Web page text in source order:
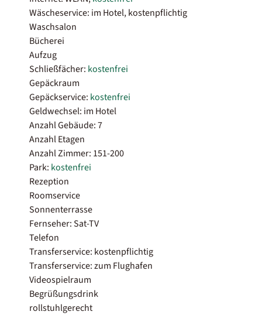
Wäscheservice: im Hotel, kostenpflichtig
Waschsalon
Bücherei
Aufzug
Schließfächer: kostenfrei
Gepäckraum
Gepäckservice: kostenfrei
Geldwechsel: im Hotel
Anzahl Gebäude: 7
Anzahl Etagen
Anzahl Zimmer: 151-200
Park: kostenfrei
Rezeption
Roomservice
Sonnenterrasse
Fernseher: Sat-TV
Telefon
Transferservice: kostenpflichtig
Transferservice: zum Flughafen
Videospielraum
Begrüßungsdrink
rollstuhlgerecht